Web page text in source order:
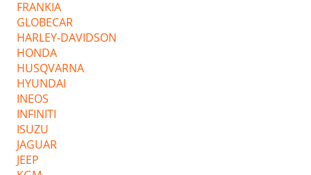
FRANKIA
GLOBECAR
HARLEY-DAVIDSON
HONDA
HUSQVARNA
HYUNDAI
INEOS
INFINITI
ISUZU
JAGUAR
JEEP